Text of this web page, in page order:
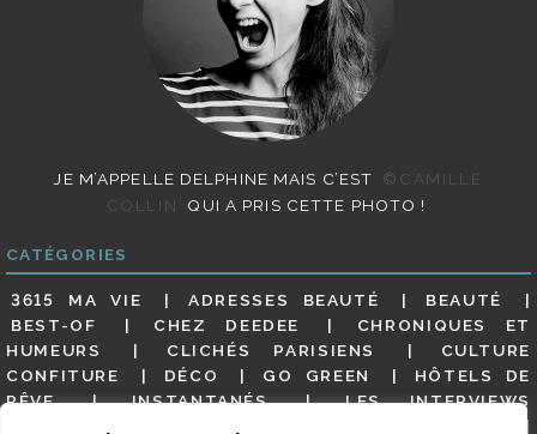
JE M’APPELLE DELPHINE MAIS C’EST
©CAMILLE
COLLIN
QUI A PRIS CETTE PHOTO !
CATÉGORIES
3615 MA VIE ADRESSES BEAUTÉ
BEAUTÉ
BEST-OF
CHEZ DEEDEE
CHRONIQUES ET
HUMEURS
CLICHÉS PARISIENS
CULTURE
CONFITURE
DÉCO GO GREEN
HÔTELS DE
RÊVE
INSTANTANÉS
LES INTERVIEWS